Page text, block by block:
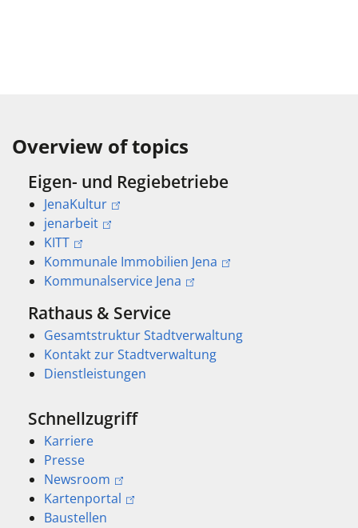
Overview of topics
Eigen- und Regiebetriebe
JenaKultur
jenarbeit
KITT
Kommunale Immobilien Jena
Kommunalservice Jena
Rathaus & Service
Gesamtstruktur Stadtverwaltung
Kontakt zur Stadtverwaltung
Dienstleistungen
Schnellzugriff
Karriere
Presse
Newsroom
Kartenportal
Baustellen